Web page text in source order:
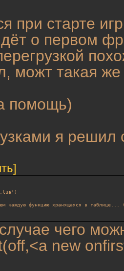
при старте
о первом
можт такая
помощь)
я решил
функцию хранящаяся в таблице...
чего
new